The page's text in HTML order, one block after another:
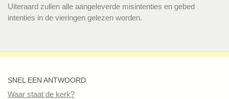
Uiteraard zullen alle aangeleverde misintenties en gebed
intenties in de vieringen gelezen worden.
SNEL EEN ANTWOORD
Waar staat de kerk?